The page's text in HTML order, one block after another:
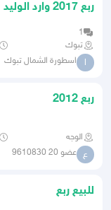
ربع 2017 وارد الوليد
1
تبوك
ا اسطورة الشمال تبوك
ربع 2012
الوجه
ع عضو 20 9610830
للبيع ربع